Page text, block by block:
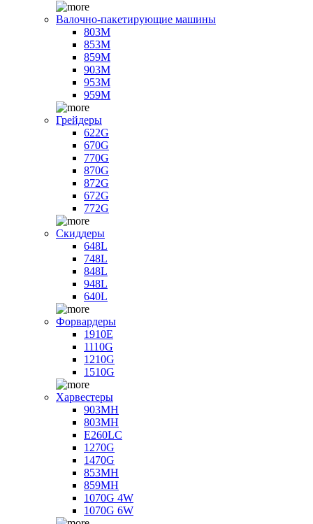
Валочно-пакетирующие машины
803M
853M
859M
903M
953M
959M
Грейдеры
622G
670G
770G
870G
872G
672G
772G
Скиддеры
648L
748L
848L
948L
640L
Форвардеры
1910E
1110G
1210G
1510G
Харвестеры
903MH
803MH
E260LC
1270G
1470G
853MH
859MH
1070G 4W
1070G 6W